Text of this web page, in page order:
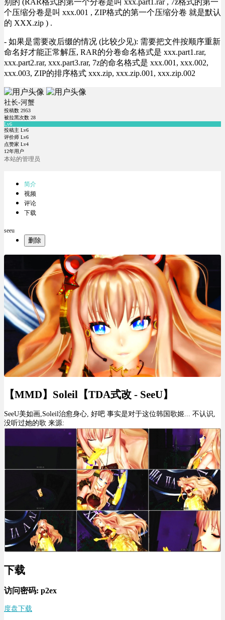
个压缩分卷是叫 xxx.001 , ZIP格式的第一个压缩分卷 就是默认
的 XXX.zip ) .
- 如果是需要改后缀的情况 (比较少见): 需要把文件按顺序重新
命名好才能正常解压, RAR的分卷命名格式是 xxx.part1.rar,
xxx.part2.rar, xxx.part3.rar, 7z的命名格式是 xxx.001, xxx.002,
xxx.003, ZIP的排序格式 xxx.zip, xxx.zip.001, xxx.zip.002
社长-河蟹
投稿数 2953
被拉黑次数 28
Lv6
投稿主 Lv6
评价师 Lv6
点赞家 Lv4
12年用户
本站的管理员
简介
视频
评论
下载
seeu
删除
【MMD】Soleil【TDA式改 - SeeU】
SeeU美如画,Soleil治愈身心, 好吧 事实是对于这位韩国歌姬... 不认识,
没听过她的歌 来源:
下载
访问密码: p2ex
度盘下载